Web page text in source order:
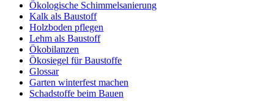
Ökologische Schimmelsanierung
Kalk als Baustoff
Holzboden pflegen
Lehm als Baustoff
Ökobilanzen
Ökosiegel für Baustoffe
Glossar
Garten winterfest machen
Schadstoffe beim Bauen